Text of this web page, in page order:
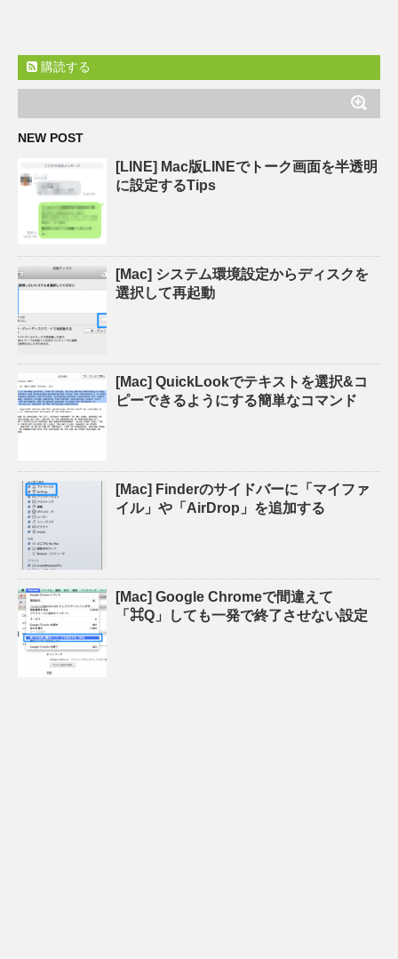
購読する
NEW POST
[LINE] Mac版LINEでトーク画面を半透明
に設定するTips
[Mac] システム環境設定からディスクを
選択して再起動
[Mac] QuickLookでテキストを選択&コ
ピーできるようにする簡単なコマンド
[Mac] Finderのサイドバーに「マイファ
イル」や「AirDrop」を追加する
[Mac] Google Chromeで間違えて
「⌘Q」しても一発で終了させない設定